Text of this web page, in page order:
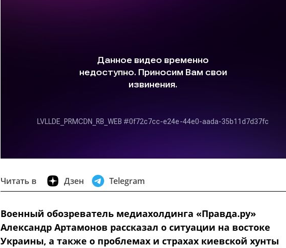
Читать в Дзен Telegram
Военный обозреватель медиахолдинга «Правда.ру»
Александр Артамонов рассказал о ситуации на востоке
Украины, а также о проблемах и страхах киевской хунты